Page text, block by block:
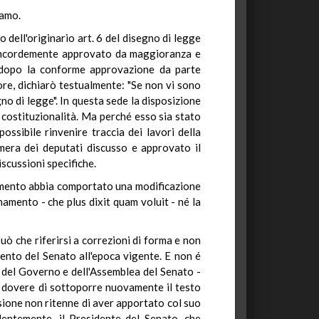
dell'originario art. 6 del disegno di legge
approvato da maggioranza e
la conforme approvazione da parte
dichiarò testualmente: "Se non vi sono
di legge". In questa sede la disposizione
Ma perché esso sia stato
rinvenire traccia dei lavori della
dei deputati discusso e approvato il
specifiche.
abbia comportato una modificazione
- che plus dixit quam voluit - né la
che riferirsi a correzioni di forma e non
del Senato all'epoca vigente. E non é
Governo e dell'Assemblea del Senato -
di sottoporre nuovamente il testo
non ritenne di aver apportato col suo